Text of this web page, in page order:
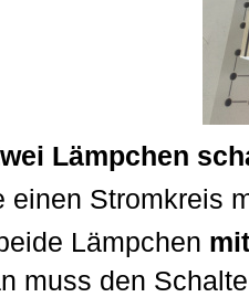
Lämpchen
einen Stromkreis
Lämpchen
muss den